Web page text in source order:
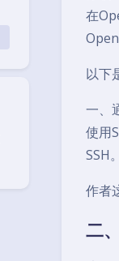
在
以下
一、
使用
SSH
作者
二